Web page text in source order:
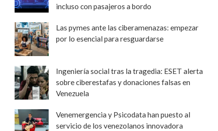
incluso con pasajeros a bordo
Las pymes ante las ciberamenazas: empezar
por lo esencial para resguardarse
Ingeniería social tras la tragedia: ESET alerta
sobre ciberestafas y donaciones falsas en
Venezuela
Venemergencia y Psicodata han puesto al
servicio de los venezolanos innovadora